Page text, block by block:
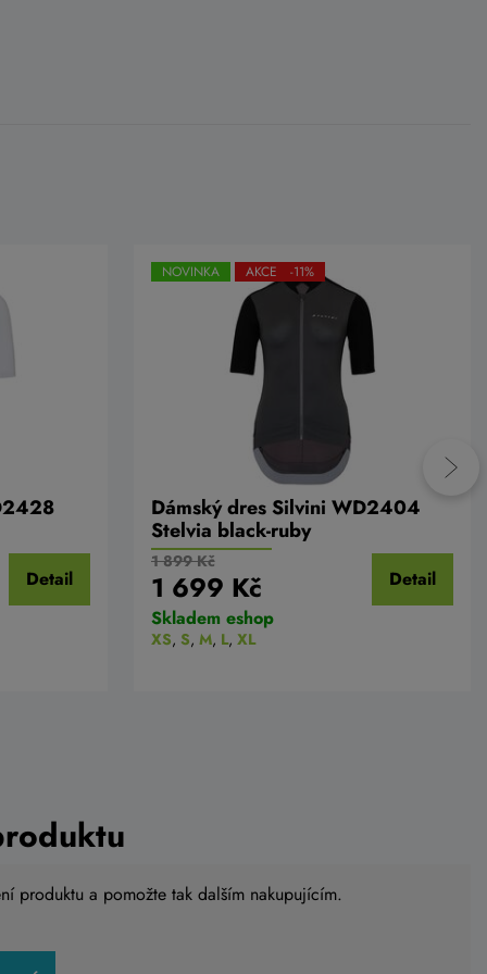
Detail
Dámský dres Silvini WD2404
Stelvia black-ruby
NOVINKA AKCE -11%
1 899 Kč
1 699 Kč
Skladem eshop
XS, S, M, L, XL
Detail
produktu a pomožte tak dalším nakupujícím.